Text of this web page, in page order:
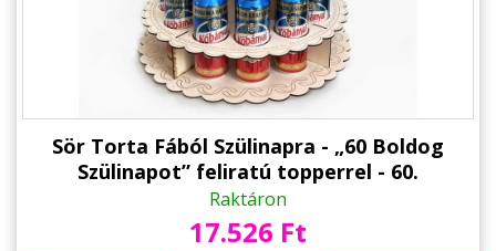
Sör Torta Fából Szülinapra - „60 Boldog
Szülinapot” feliratú topperrel - 60.
Születésnapi ajándék sörimádóknak
Raktáron
17.526 Ft